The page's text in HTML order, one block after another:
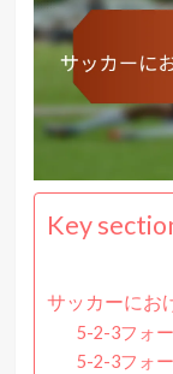
Key
サッカーにお
5-2-3フォ
5-2-3フォ